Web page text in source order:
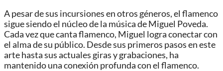
A pesar de sus incursiones en otros géneros, el flamenco
sigue siendo el núcleo de la música de Miguel Poveda.
Cada vez que canta flamenco, Miguel logra conectar con
el alma de su público. Desde sus primeros pasos en este
arte hasta sus actuales giras y grabaciones, ha
mantenido una conexión profunda con el flamenco.